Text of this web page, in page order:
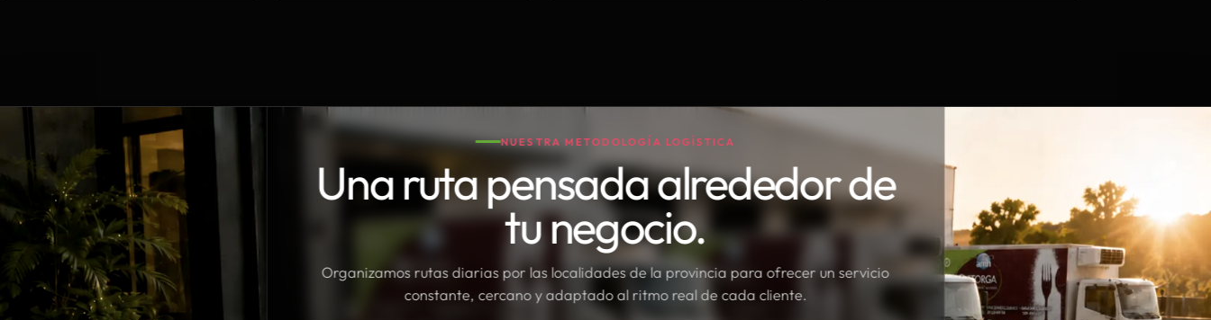
NUESTRA METODOLOGÍA LOGÍSTICA
Una ruta pensada alrededor de
tu negocio.
Organizamos rutas diarias por las localidades de la provincia para ofrecer un servicio
constante, cercano y adaptado al ritmo real de cada cliente.